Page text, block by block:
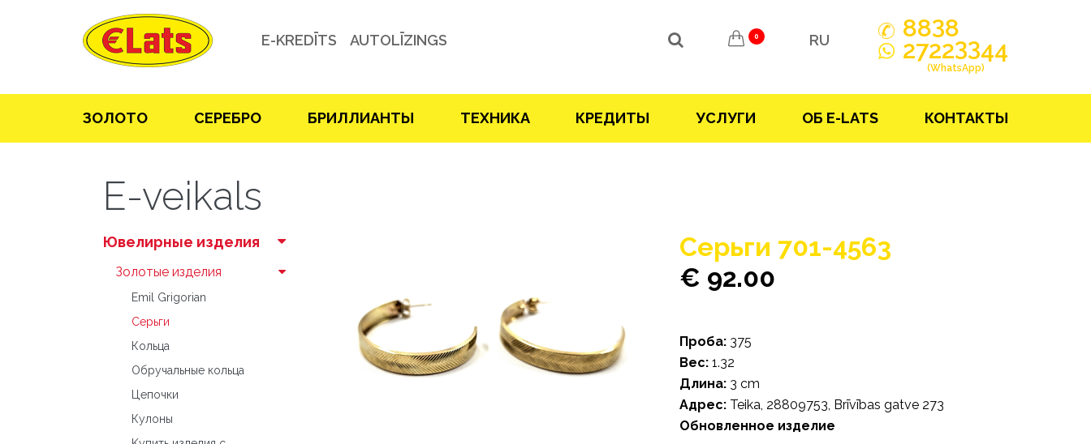
E-KREDĪTS AUTOLĪZINGS 0 RU 8838
27223344
(WhatsApp)
ЗOЛOТO СЕРЕБРO БРИЛЛИАНТЫ ТЕХНИКА КРЕДИТЫ УСЛУГИ ОБ E-LATS КОНТАКТЫ
E-veikals
Ювелирные изделия
Зoлoтые изделия
Emil Grigorian
Серьги
Кольца
Oбручальные кольца
Цепочки
Кулоны
Cерьги 701-4563
€ 92.00
Проба: 375
Bес: 1.32
Длина: 3 cm
Адрес: Teika, 28809753, Brīvības gatve 273
Обновленное изделие